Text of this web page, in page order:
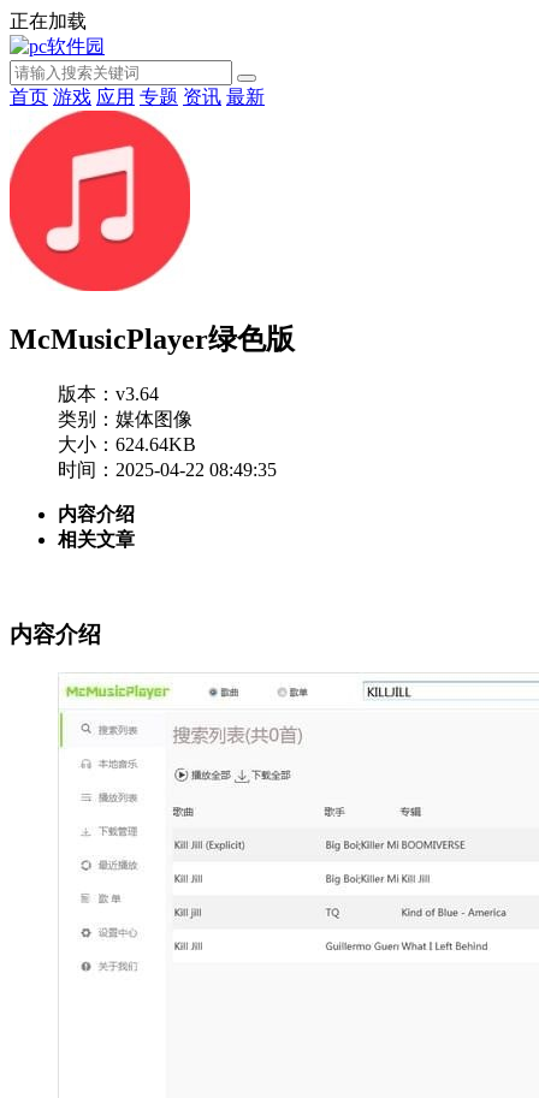
正在加载
首页 游戏 应用 专题 资讯 最新
McMusicPlayer绿色版
版本：v3.64
类别：媒体图像
大小：624.64KB
时间：2025-04-22 08:49:35
内容介绍
相关文章
内容介绍